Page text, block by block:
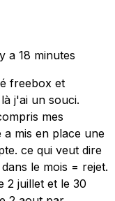
a 18 minutes
freebox et
j'ai un souci.
mes
mis en place une
ce qui veut dire
le mois = rejet.
2 juillet et le 30